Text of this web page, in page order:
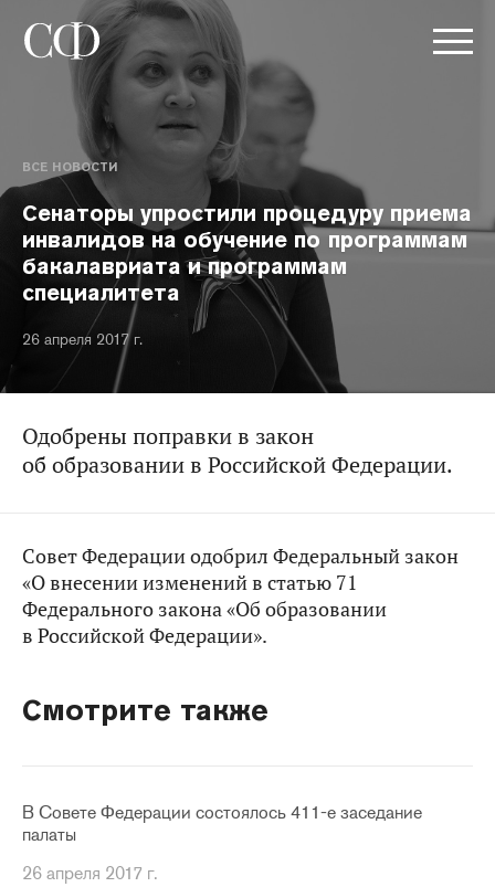
ВСЕ НОВОСТИ
Сенаторы упростили процедуру приема
инвалидов на обучение по программам
бакалавриата и программам
специалитета
26 апреля 2017 г.
Одобрены поправки в закон
об образовании в Российской Федерации.
Совет Федерации одобрил Федеральный закон
«О внесении изменений в статью 71
Федерального закона «Об образовании
в Российской Федерации».
Смотрите также
В Совете Федерации состоялось 411-е заседание
палаты
26 апреля 2017 г.